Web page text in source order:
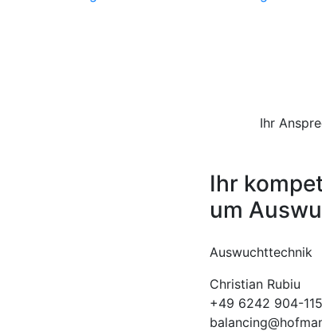
Ihr
Ihr
um
Auswuchttechnik
Christian Rubiu
+49 6242 904-115